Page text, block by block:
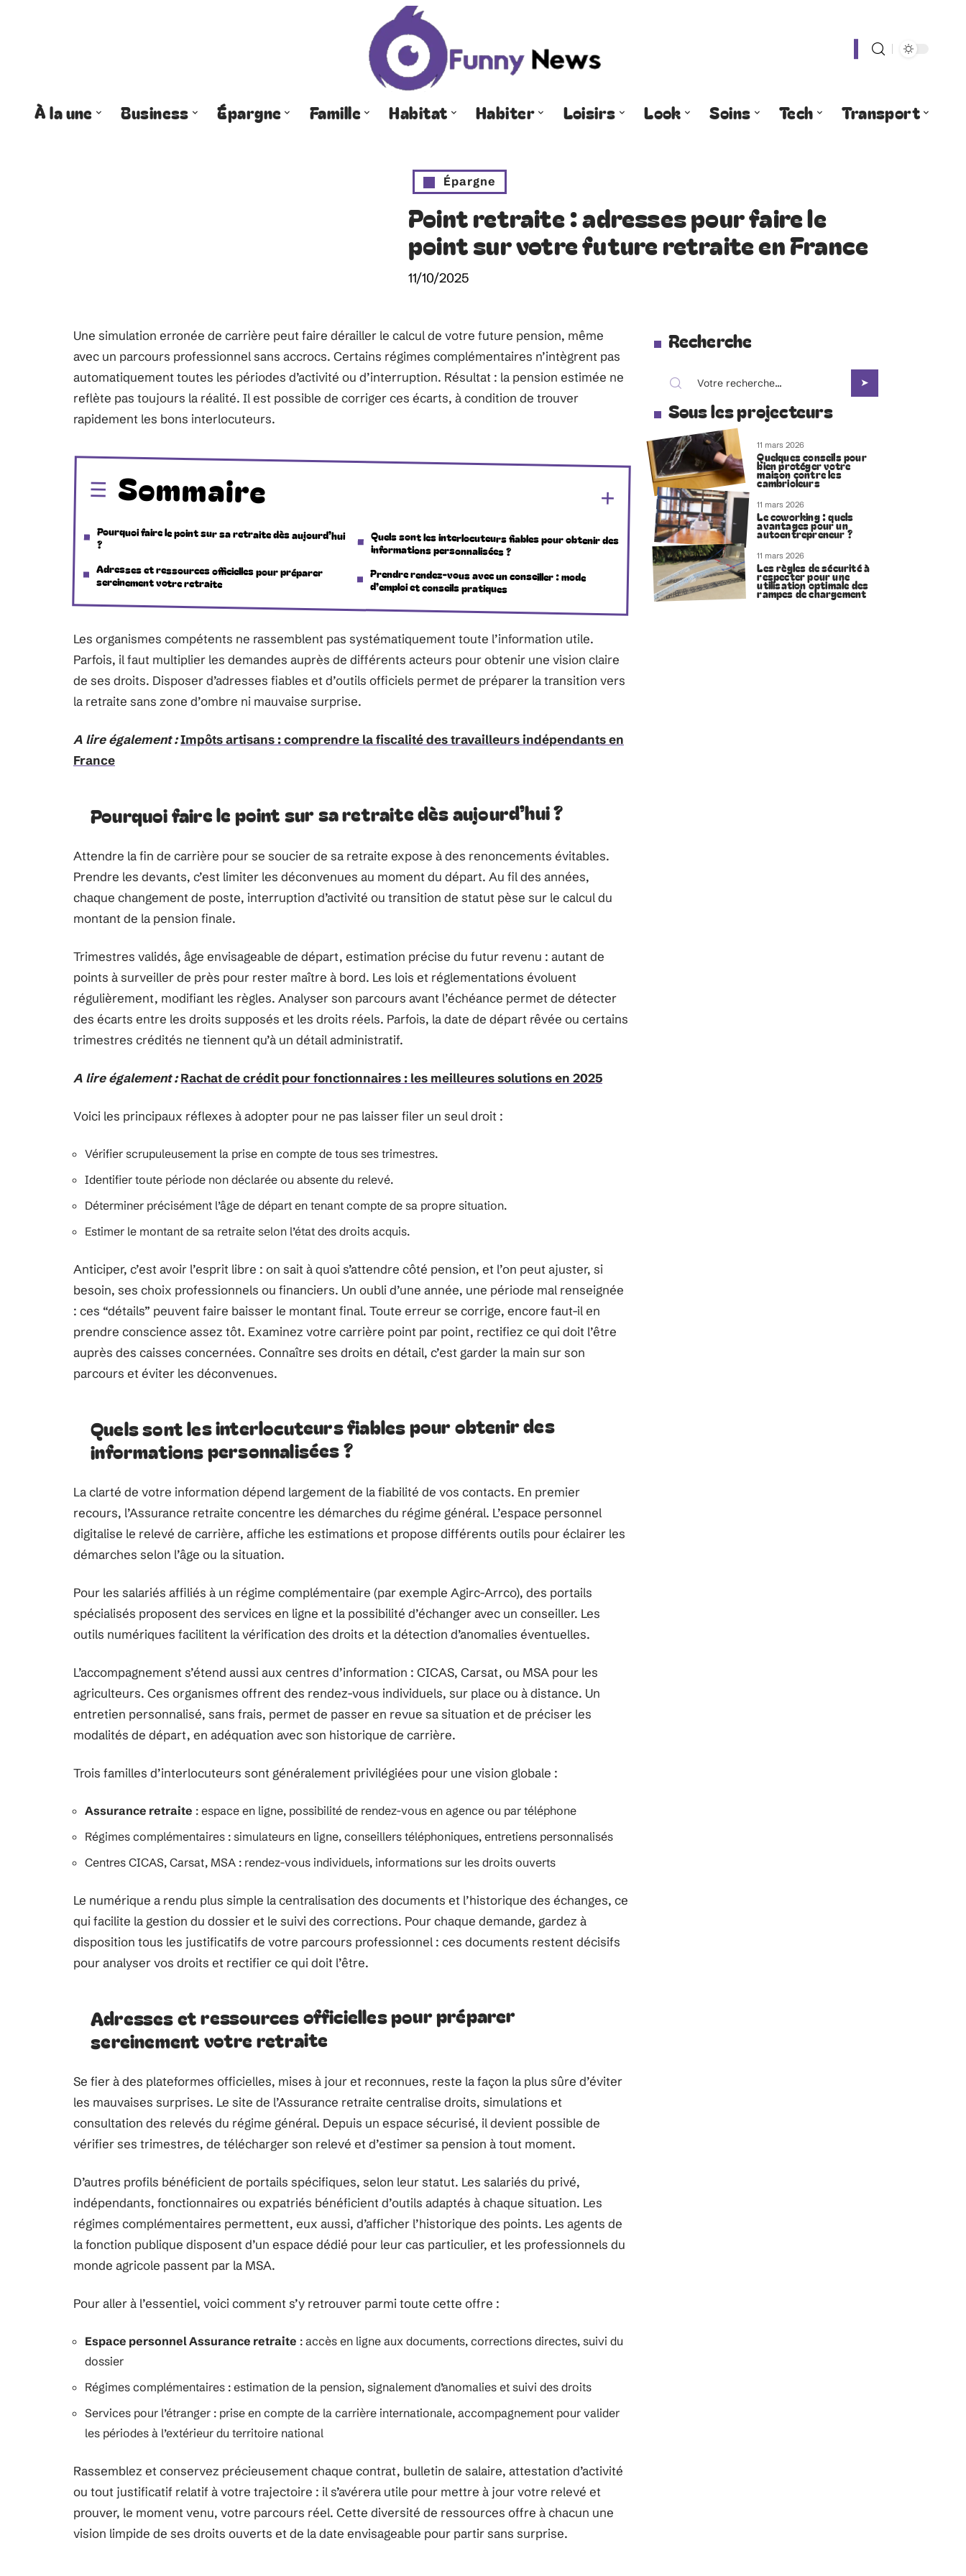
À la une Business Épargne Famille Habitat Habiter Loisirs Look Soins Tech Transport
Épargne
Point retraite : adresses pour faire le
point sur votre future retraite en France
11/10/2025
Une simulation erronée de carrière peut faire dérailler le calcul de votre future pension, même
avec un parcours professionnel sans accrocs. Certains régimes complémentaires n’intègrent pas
automatiquement toutes les périodes d’activité ou d’interruption. Résultat : la pension estimée ne
reflète pas toujours la réalité. Il est possible de corriger ces écarts, à condition de trouver
rapidement les bons interlocuteurs.
Sommaire
Pourquoi faire le point sur sa retraite dès aujourd’hui
? Quels sont les interlocuteurs fiables pour obtenir des
informations personnalisées ?
Adresses et ressources officielles pour préparer
sereinement votre retraite Prendre rendez-vous avec un conseiller : mode
d’emploi et conseils pratiques
Les organismes compétents ne rassemblent pas systématiquement toute l’information utile.
Parfois, il faut multiplier les demandes auprès de différents acteurs pour obtenir une vision claire
de ses droits. Disposer d’adresses fiables et d’outils officiels permet de préparer la transition vers
la retraite sans zone d’ombre ni mauvaise surprise.
A lire également :Impôts artisans : comprendre la fiscalité des travailleurs indépendants en
France
Pourquoi faire le point sur sa retraite dès aujourd’hui ?
Attendre la fin de carrière pour se soucier de sa retraite expose à des renoncements évitables.
Prendre les devants, c’est limiter les déconvenues au moment du départ. Au fil des années,
chaque changement de poste, interruption d’activité ou transition de statut pèse sur le calcul du
montant de la pension finale.
Trimestres validés, âge envisageable de départ, estimation précise du futur revenu : autant de
points à surveiller de près pour rester maître à bord. Les lois et réglementations évoluent
régulièrement, modifiant les règles. Analyser son parcours avant l’échéance permet de détecter
des écarts entre les droits supposés et les droits réels. Parfois, la date de départ rêvée ou certains
trimestres crédités ne tiennent qu’à un détail administratif.
A lire également : Rachat de crédit pour fonctionnaires : les meilleures solutions en 2025
Voici les principaux réflexes à adopter pour ne pas laisser filer un seul droit :
Vérifier scrupuleusement la prise en compte de tous ses trimestres.
Identifier toute période non déclarée ou absente du relevé.
Déterminer précisément l’âge de départ en tenant compte de sa propre situation.
Estimer le montant de sa retraite selon l’état des droits acquis.
Anticiper, c’est avoir l’esprit libre : on sait à quoi s’attendre côté pension, et l’on peut ajuster, si
besoin, ses choix professionnels ou financiers. Un oubli d’une année, une période mal renseignée
: ces “détails” peuvent faire baisser le montant final. Toute erreur se corrige, encore faut-il en
prendre conscience assez tôt. Examinez votre carrière point par point, rectifiez ce qui doit l’être
auprès des caisses concernées. Connaître ses droits en détail, c’est garder la main sur son
parcours et éviter les déconvenues.
Quels sont les interlocuteurs fiables pour obtenir des
informations personnalisées ?
La clarté de votre information dépend largement de la fiabilité de vos contacts. En premier
recours, l’Assurance retraite concentre les démarches du régime général. L’espace personnel
digitalise le relevé de carrière, affiche les estimations et propose différents outils pour éclairer les
démarches selon l’âge ou la situation.
Pour les salariés affiliés à un régime complémentaire (par exemple Agirc-Arrco), des portails
spécialisés proposent des services en ligne et la possibilité d’échanger avec un conseiller. Les
outils numériques facilitent la vérification des droits et la détection d’anomalies éventuelles.
L’accompagnement s’étend aussi aux centres d’information : CICAS, Carsat, ou MSA pour les
agriculteurs. Ces organismes offrent des rendez-vous individuels, sur place ou à distance. Un
entretien personnalisé, sans frais, permet de passer en revue sa situation et de préciser les
modalités de départ, en adéquation avec son historique de carrière.
Trois familles d’interlocuteurs sont généralement privilégiées pour une vision globale :
Assurance retraite : espace en ligne, possibilité de rendez-vous en agence ou par téléphone
Régimes complémentaires : simulateurs en ligne, conseillers téléphoniques, entretiens personnalisés
Centres CICAS, Carsat, MSA : rendez-vous individuels, informations sur les droits ouverts
Le numérique a rendu plus simple la centralisation des documents et l’historique des échanges, ce
qui facilite la gestion du dossier et le suivi des corrections. Pour chaque demande, gardez à
disposition tous les justificatifs de votre parcours professionnel : ces documents restent décisifs
pour analyser vos droits et rectifier ce qui doit l’être.
Adresses et ressources officielles pour préparer
sereinement votre retraite
Se fier à des plateformes officielles, mises à jour et reconnues, reste la façon la plus sûre d’éviter
les mauvaises surprises. Le site de l’Assurance retraite centralise droits, simulations et
consultation des relevés du régime général. Depuis un espace sécurisé, il devient possible de
vérifier ses trimestres, de télécharger son relevé et d’estimer sa pension à tout moment.
D’autres profils bénéficient de portails spécifiques, selon leur statut. Les salariés du privé,
indépendants, fonctionnaires ou expatriés bénéficient d’outils adaptés à chaque situation. Les
régimes complémentaires permettent, eux aussi, d’afficher l’historique des points. Les agents de
la fonction publique disposent d’un espace dédié pour leur cas particulier, et les professionnels du
monde agricole passent par la MSA.
Pour aller à l’essentiel, voici comment s’y retrouver parmi toute cette offre :
Espace personnel Assurance retraite : accès en ligne aux documents, corrections directes, suivi du
dossier
Régimes complémentaires : estimation de la pension, signalement d’anomalies et suivi des droits
Services pour l’étranger : prise en compte de la carrière internationale, accompagnement pour valider
les périodes à l’extérieur du territoire national
Rassemblez et conservez précieusement chaque contrat, bulletin de salaire, attestation d’activité
ou tout justificatif relatif à votre trajectoire : il s’avérera utile pour mettre à jour votre relevé et
prouver, le moment venu, votre parcours réel. Cette diversité de ressources offre à chacun une
vision limpide de ses droits ouverts et de la date envisageable pour partir sans surprise.
Recherche
Sous les projecteurs
11 mars 2026
Quelques conseils pour
bien protéger votre
maison contre les
cambrioleurs
11 mars 2026
Le coworking : quels
avantages pour un
autoentrepreneur ?
11 mars 2026
Les règles de sécurité à
respecter pour une
utilisation optimale des
rampes de chargement